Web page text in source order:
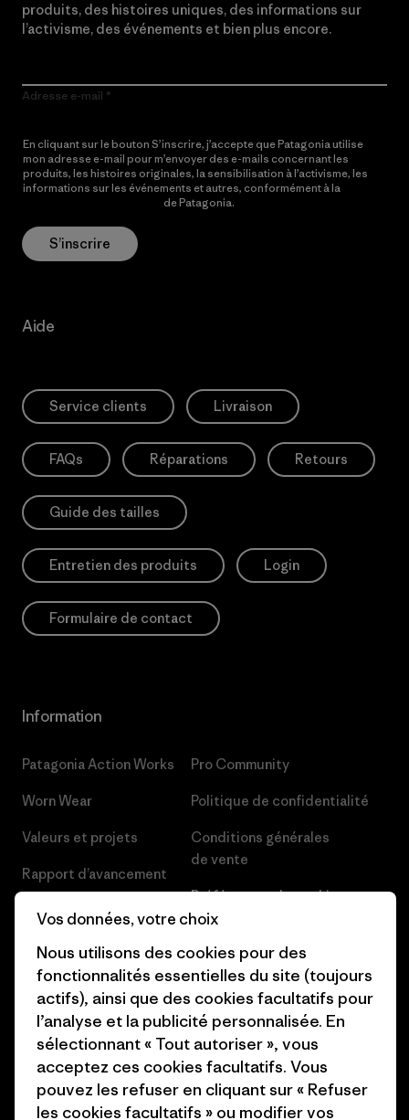
produits, des histoires uniques, des informations sur
l’activisme, des événements et bien plus encore.
Adresse e-mail
En cliquant sur le bouton S’inscrire, j’accepte que Patagonia utilise
mon adresse e-mail pour m’envoyer des e-mails concernant les
produits, les histoires originales, la sensibilisation à l’activisme, les
informations sur les événements et autres, conformément à la
de Patagonia.
S’inscrire
Aide
Service clients Livraison
FAQs Réparations Retours
Guide des tailles
Entretien des produits Login
Formulaire de contact
Information
Patagonia Action Works
Worn Wear
Valeurs et projets
Rapport d’avancement
Business Unusual
Objectifs climatiques
1% For The Planet
Comment nous finançons
Nos magasins
Pro Community
Politique de confidentialité
Conditions générales
de vente
Préférences de cookie
Presse et media
Industry program
Programme d’affiliation
Patagonia France Plan du site
Vos données, votre choix
Nous utilisons des cookies pour des
fonctionnalités essentielles du site (toujours
actifs), ainsi que des cookies facultatifs pour
l’analyse et la publicité personnalisée. En
sélectionnant « Tout autoriser », vous
acceptez ces cookies facultatifs. Vous
pouvez les refuser en cliquant sur « Refuser
les cookies facultatifs » ou modifier vos